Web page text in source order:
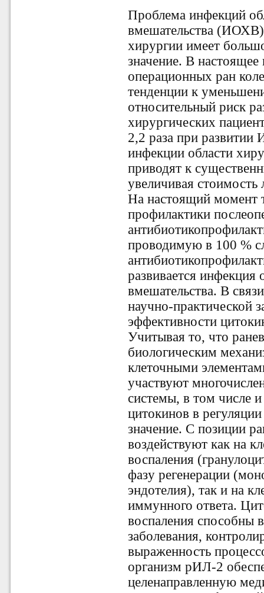
Проблема инфекций
вмешательства
хирургии имеет
значение. В
операционных ран
тенденции к
относительный риск
хирургических
2,2 раза при
инфекции области
приводят к
увеличивая
На настоящий момент
профилактики
проводимую в 100 %
развивается инфекция
вмешательства. В
научно-практической
эффективности
Учитывая то, что
биологическим
клеточными
участвуют
системы, в том числе
цитокинов в
значение. С позиции
воздействуют как на
воспаления
фазу регенерации
эндотелия), так и на
иммунного ответа.
воспаления способны
заболевания,
выраженность
организм рИЛ-2
целенаправленную